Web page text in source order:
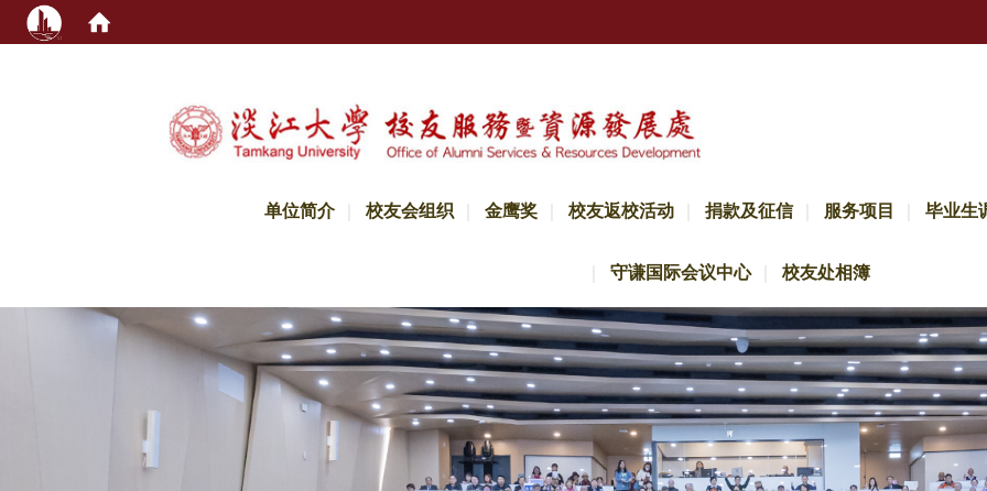
单位简介 校友会组织 金鹰奖 校友返校活动 捐款及征信 服务项目 毕业生
守谦国际会议中心 校友处相簿